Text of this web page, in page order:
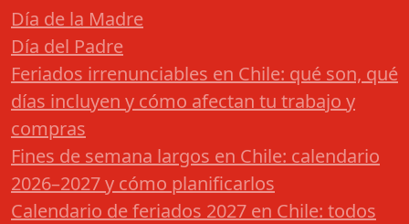
Día de la Madre
Día del Padre
Feriados irrenunciables en Chile: qué son, qué
días incluyen y cómo afectan tu trabajo y
compras
Fines de semana largos en Chile: calendario
2026–2027 y cómo planificarlos
Calendario de feriados 2027 en Chile: todos